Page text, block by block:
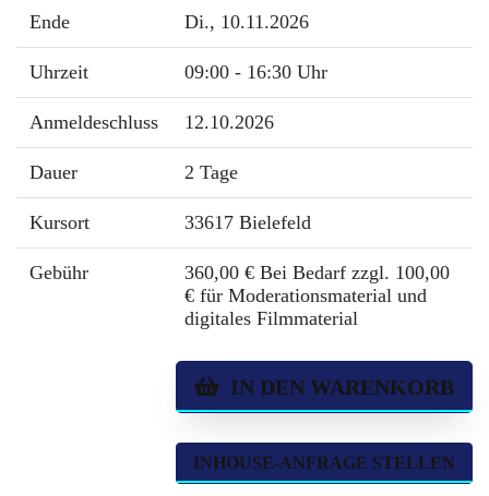
Ende Di., 10.11.2026
Uhrzeit 09:00 - 16:30 Uhr
Anmeldeschluss 12.10.2026
Dauer 2 Tage
Kursort 33617 Bielefeld
Gebühr
360,00 € Bei Bedarf zzgl. 100,00
€ für Moderationsmaterial und
digitales Filmmaterial
IN DEN WARENKORB
INHOUSE-ANFRAGE STELLEN